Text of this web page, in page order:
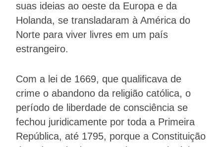
suas ideias ao oeste da Europa e da
Holanda, se transladaram à América do
Norte para viver livres em um país
estrangeiro.
Com a lei de 1669, que qualificava de
crime o abandono da religião católica, o
período de liberdade de consciência se
fechou juridicamente por toda a Primeira
República, até 1795, porque a Constituição